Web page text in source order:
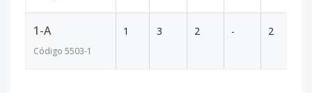
1-A
Código 5503-1
1 3 2 - 2